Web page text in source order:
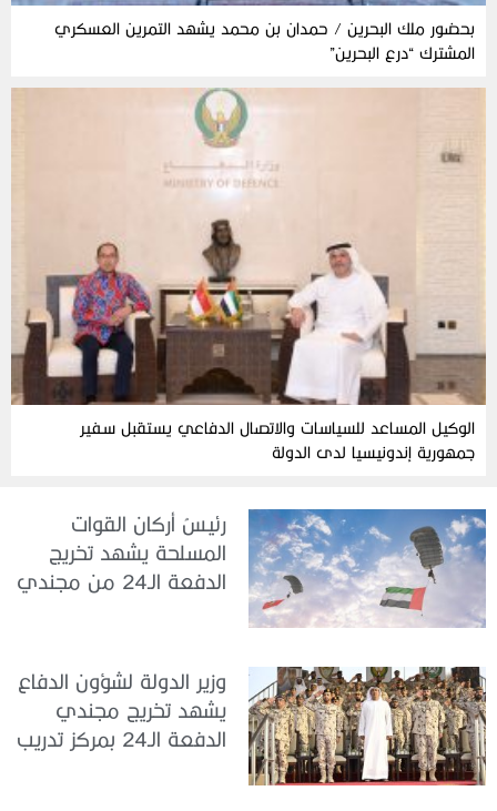
بحضور ملك البحرين / حمدان بن محمد يشهد التمرين العسكري
المشترك “درع البحرين”
الوكيل المساعد للسياسات والاتصال الدفاعي يستقبل سفير
جمهورية إندونيسيا لدى الدولة
رئيسُ أركان القوات
المسلحة يشهد تخريج
الدفعة الـ24 من مجندي
وزير الدولة لشؤون الدفاع
يشهد تخريج مجندي
الدفعة الـ24 بمركز تدريب